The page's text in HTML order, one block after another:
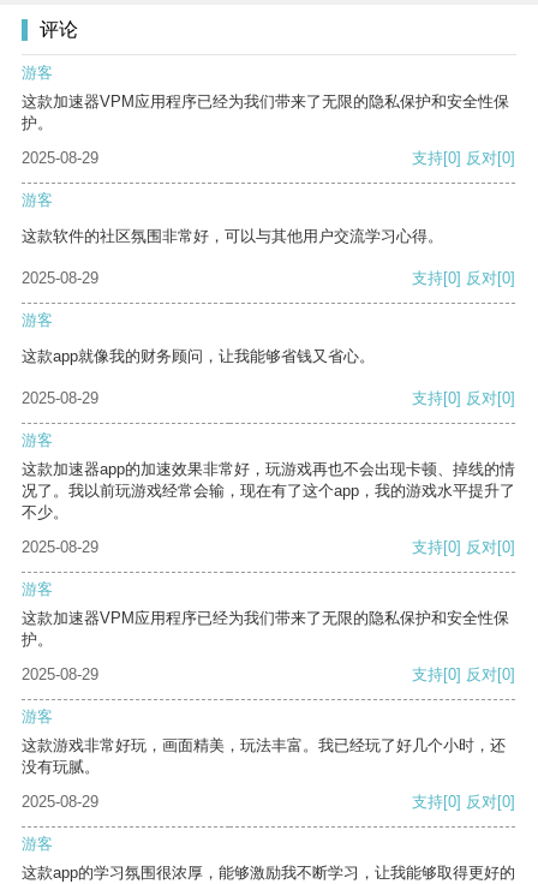
评论
游客
这款加速器VPM应用程序已经为我们带来了无限的隐私保护和安全性保
护。
2025-08-29
支持[0] 反对[0]
游客
这款软件的社区氛围非常好，可以与其他用户交流学习心得。
2025-08-29 支持[0] 反对[0]
游客
这款app就像我的财务顾问，让我能够省钱又省心。
2025-08-29 支持[0] 反对[0]
游客
这款加速器app的加速效果非常好，玩游戏再也不会出现卡顿、掉线的情
况了。我以前玩游戏经常会输，现在有了这个app，我的游戏水平提升了
不少。
2025-08-29
支持[0] 反对[0]
游客
这款加速器VPM应用程序已经为我们带来了无限的隐私保护和安全性保
护。
2025-08-29
支持[0] 反对[0]
游客
这款游戏非常好玩，画面精美，玩法丰富。我已经玩了好几个小时，还
没有玩腻。
2025-08-29
支持[0] 反对[0]
游客
这款app的学习氛围很浓厚，能够激励我不断学习，让我能够取得更好的